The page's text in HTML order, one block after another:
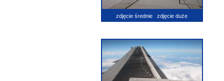
zdjęcie średnie zdjęcie duże